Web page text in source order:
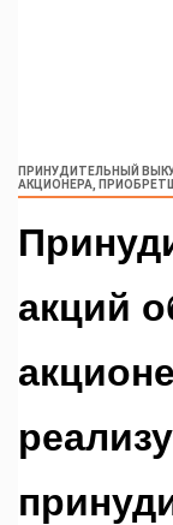
ПРИНУДИТЕЛЬНЫЙ
АКЦИОНЕРА,
акций